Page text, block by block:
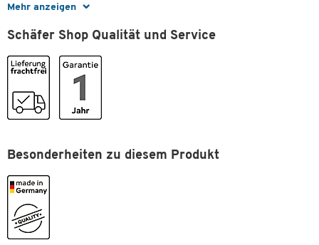
Mehr anzeigen
Stück pro Paket
Überbreite Nein
Verschlussart
Farben
Farbe
Füllhöhe [mm]
Grammatur [g/m²]
Schäfer Shop Qualität und Service
Besonderheiten zu diesem Produkt